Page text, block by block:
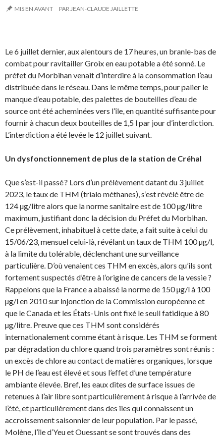
MIS EN AVANT PAR JEAN-CLAUDE JAILLETTE
Le 6 juillet dernier, aux alentours de 17 heures, un branle-bas de
combat pour ravitailler Groix en eau potable a été sonné. Le
préfet du Morbihan venait d’interdire à la consommation l’eau
distribuée dans le réseau. Dans le même temps, pour palier le
manque d’eau potable, des palettes de bouteilles d’eau de
source ont été acheminées vers l’île, en quantité suffisante pour
fournir à chacun deux bouteilles de 1,5 l par jour d’interdiction.
L’interdiction a été levée le 12 juillet suivant.
Un dysfonctionnement de plus de la station de Créhal
Que s’est-il passé ? Lors d’un prélèvement datant du 3 juillet
2023, le taux de THM (trialo méthanes), s’est révélé être de
124 µg/litre alors que la norme sanitaire est de 100 µg/litre
maximum, justifiant donc la décision du Préfet du Morbihan.
Ce prélèvement, inhabituel à cette date, a fait suite à celui du
15/06/23, mensuel celui-là, révélant un taux de THM 100 µg/l,
à la limite du tolérable, déclenchant une surveillance
particulière. D’où venaient ces THM en excès, alors qu’ils sont
fortement suspectés d’être à l’origine de cancers de la vessie ?
Rappelons que la France a abaissé la norme de 150 µg/l à 100
µg/l en 2010 sur injonction de la Commission européenne et
que le Canada et les États-Unis ont fixé le seuil fatidique à 80
µg/litre. Preuve que ces THM sont considérés
internationalement comme étant à risque. Les THM se forment
par dégradation du chlore quand trois paramètres sont réunis :
un excès de chlore au contact de matières organiques, lorsque
le PH de l’eau est élevé et sous l’effet d’une température
ambiante élevée. Bref, les eaux dites de surface issues de
retenues à l’air libre sont particulièrement à risque à l’arrivée de
l’été, et particulièrement dans des îles qui connaissent un
accroissement saisonnier de leur population. Par le passé,
Molène, l’île d’Yeu et Ouessant se sont trouvés dans des